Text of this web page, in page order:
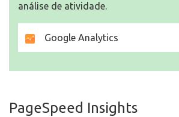
análise de atividade.
Google Analytics
PageSpeed Insights